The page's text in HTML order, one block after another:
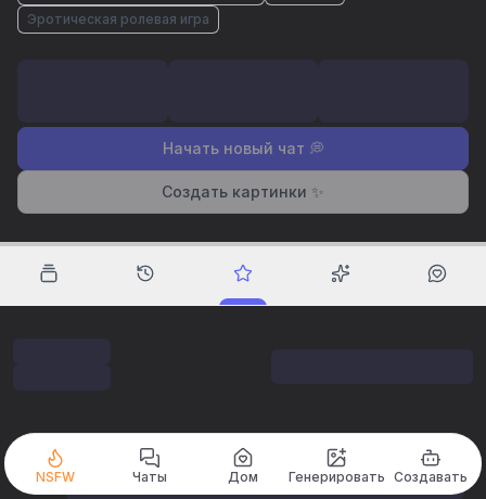
Эротическая ролевая игра
Начать новый чат 💭
Создать картинки ✨
NSFW Чаты Дом Генерировать Создавать